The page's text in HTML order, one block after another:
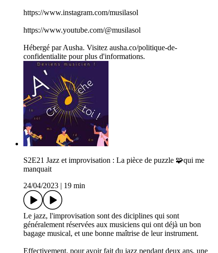
https://www.instagram.com/musilasol
https://www.youtube.com/@musilasol
Hébergé par Ausha. Visitez ausha.co/politique-de-
confidentialite pour plus d'informations.
S2E21 Jazz et improvisation : La pièce de puzzle 🧩qui me
manquait
24/04/2023
19 min
Le jazz, l'improvisation sont des diciplines qui sont
généralement réservées aux musiciens qui ont déjà un bon
bagage musical, et une bonne maîtrise de leur instrument.
Effectivement, pour avoir fait du jazz pendant deux ans, une